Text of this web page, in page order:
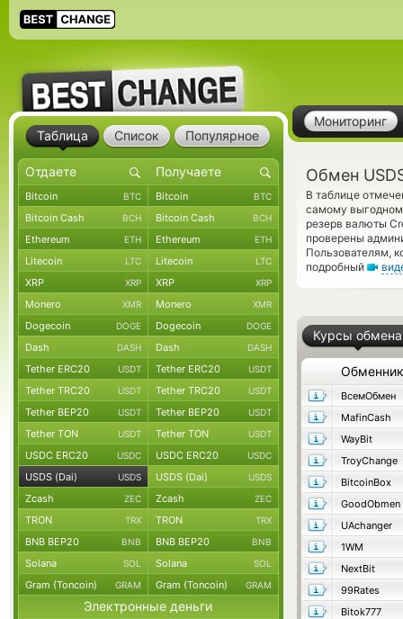
Мониторинг
Обмен
В таблице
самому
резерв валюты
проверены
Пользователям,
подробный
Курсы обмена
Обменник
ВсемОбмен
MafinCash
WayBit
TroyChange
BitcoinBox
GoodObmen
UAchanger
1WM
NextBit
99Rates
Bitok777
Таблица Список Популярное
Bitcoin BTC Bitcoin BTC
Bitcoin Cash BCH Bitcoin Cash BCH
Ethereum ETH Ethereum ETH
Litecoin LTC Litecoin LTC
XRP XRP XRP XRP
Monero XMR Monero XMR
Dogecoin DOGE Dogecoin DOGE
Dash DASH Dash DASH
Tether ERC20 USDT Tether ERC20 USDT
Tether TRC20 USDT Tether TRC20 USDT
Tether BEP20 USDT Tether BEP20 USDT
Tether TON USDT Tether TON USDT
USDC ERC20 USDC USDC ERC20 USDC
USDS (Dai) USDS USDS (Dai) USDS
Zcash ZEC Zcash ZEC
TRON TRX TRON TRX
BNB BEP20 BNB BNB BEP20 BNB
Solana SOL Solana SOL
Gram (Toncoin) GRAM Gram (Toncoin) GRAM
Электронные деньги